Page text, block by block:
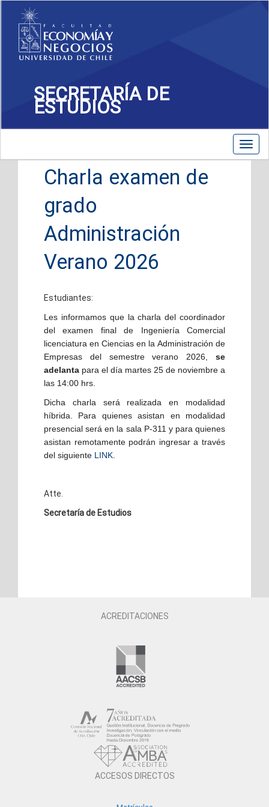
SECRETARÍA DE
ESTUDIOS
Charla examen de
grado
Administración
Verano 2026
Estudiantes:
Les informamos que la charla del coordinador
del examen final de Ingeniería Comercial
licenciatura en Ciencias en la Administración de
Empresas del semestre verano 2026, se
adelanta para el día martes 25 de noviembre a
las 14:00 hrs.
Dicha charla será realizada en modalidad
híbrida. Para quienes asistan en modalidad
presencial será en la sala P-311 y para quienes
asistan remotamente podrán ingresar a través
del siguiente LINK.
Atte.
Secretaría de Estudios
ACREDITACIONES
ACCESOS DIRECTOS